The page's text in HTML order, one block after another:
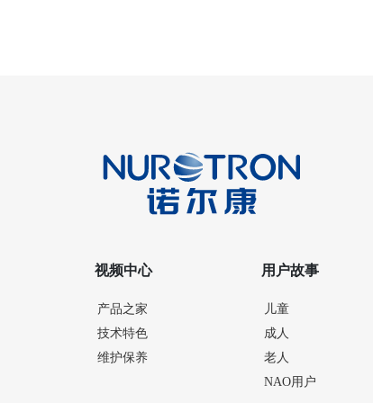
视频中心
产品之家
技术特色
维护保养
用户故事
儿童
成人
老人
NAO用户